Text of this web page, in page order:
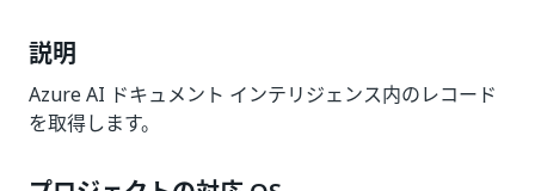
説明
Azure AI ドキュメント インテリジェンス内のレコード
を取得します。